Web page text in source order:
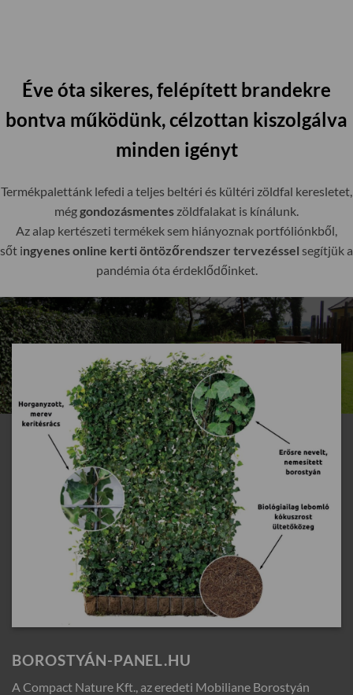
Éve óta sikeres, felépített brandekre
bontva működünk, célzottan kiszolgálva
minden igényt
Termékpalettánk lefedi a teljes beltéri és kültéri zöldfal keresletet,
méggondozásmentes zöldfalakat is kínálunk.
Az alap kertészeti termékek sem hiányoznak portfóliónkből,
sőt ingyenes online kerti öntözőrendszer tervezéssel segítjük a
pandémia óta érdeklődőinket.
BOROSTYÁN-PANEL.HU
A Compact Nature Kft., az eredeti Mobiliane Borostyán